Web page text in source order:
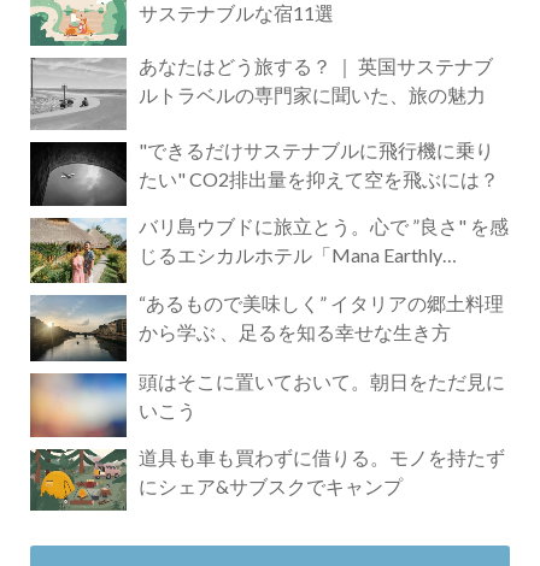
サステナブルな宿11選
あなたはどう旅する？ ｜ 英国サステナブ
ルトラベルの専門家に聞いた、旅の魅力
"できるだけサステナブルに飛行機に乗り
たい" CO2排出量を抑えて空を飛ぶには？
バリ島ウブドに旅立とう。心で ”良さ" を感
じるエシカルホテル「Mana Earthly
“あるもので美味しく” イタリアの郷土料理
から学ぶ 、足るを知る幸せな生き方
頭はそこに置いておいて。朝日をただ見に
いこう
道具も車も買わずに借りる。モノを持たず
にシェア&サブスクでキャンプ